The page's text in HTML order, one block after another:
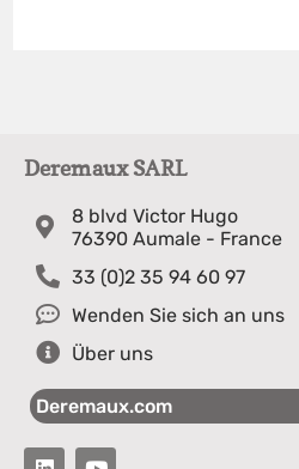
Deremaux SARL
8 blvd Victor Hugo
76390 Aumale - France
33 (0)2 35 94 60 97
Wenden Sie sich an uns
Über uns
Deremaux.com